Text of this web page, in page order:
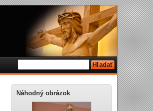
Náhodný obrázok